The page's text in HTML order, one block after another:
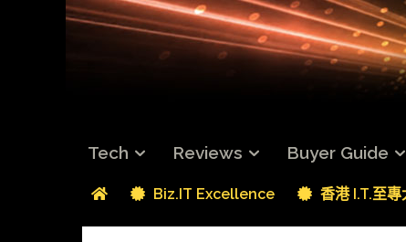
Tech Reviews Buyer Guide
Biz.IT Excellence 香港 I.T.至專